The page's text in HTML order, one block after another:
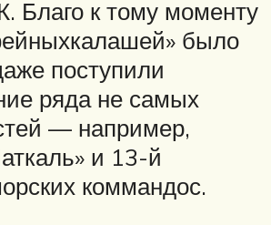
Благо к тому моменту
было
поступили
ряда не самых
— например,
и 13-й
коммандос.